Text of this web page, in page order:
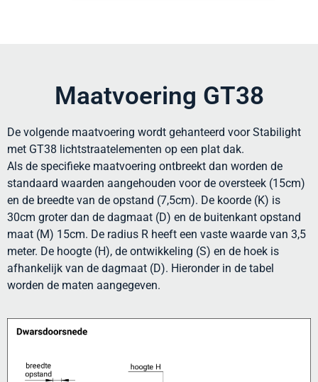
Maatvoering GT38
De volgende maatvoering wordt gehanteerd voor Stabilight
met GT38 lichtstraatelementen op een plat dak.
Als de specifieke maatvoering ontbreekt dan worden de
standaard waarden aangehouden voor de oversteek (15cm)
en de breedte van de opstand (7,5cm). De koorde (K) is
30cm groter dan de dagmaat (D) en de buitenkant opstand
maat (M) 15cm. De radius R heeft een vaste waarde van 3,5
meter. De hoogte (H), de ontwikkeling (S) en de hoek is
afhankelijk van de dagmaat (D). Hieronder in de tabel
worden de maten aangegeven.